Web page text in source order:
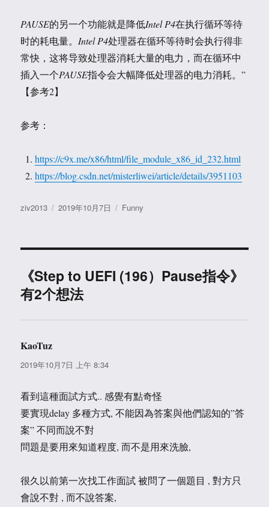
PAUSE的另一个功能就是降低Intel P4在执行循环等待
时的耗电量。 Intel P4处理器在循环等待时会执行得非
常快，这将导致处理器消耗大量的电力，而在循环中
插入一个PAUSE指令会大幅降低处理器的电力消耗。”
【参考2】
参考：
https://c9x.me/x86/html/file_module_x86_id_232.html
https://blog.csdn.net/misterliwei/article/details/3951103
作
ziv2013
发
2019年10月7日
分
Funny
《Step to UEFI (196）Pause指令》
有2个想法
KaoTuz
道：
2019年10月7日 上午 8:34
看到這種面試方式.. 感覺有點奇怪
要實現delay 多種方式, 不能因為答案與他們認知的”答
案” 不同而說不對
問題是要用來知道程度, 而不是用來洗臉,
很久以前第一次找工作面試 被問了一個題目 , 對方只
會說不對 , 而不說答案,